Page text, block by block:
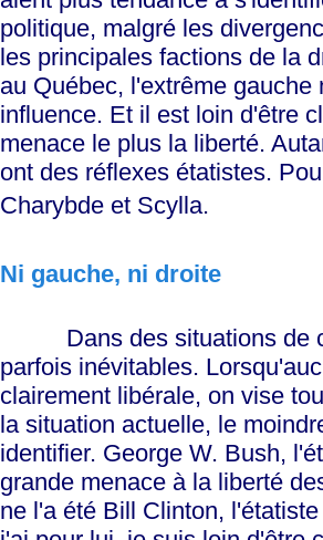
politique, malgré les
les principales factions de la
au Québec, l'extrême
influence. Et il est loin d'être
menace le plus la liberté.
ont des réflexes étatistes.
Charybde et Scylla.
Ni gauche, ni droite
Dans des situations de
parfois inévitables.
clairement libérale, on vise
la situation actuelle, le
identifier. George W. Bush,
grande menace à la liberté
ne l'a été Bill Clinton,